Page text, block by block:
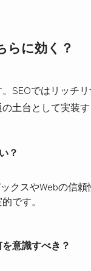
らに効く？
SEOではリッチ
土台として実装す
？
クスやWebの信
です。
意識すべき？